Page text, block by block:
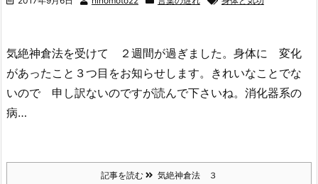
気絶神倉法を受けて ２週間が過ぎました。身体に 変化
があったこと３つ目をお知らせします。きれいなことでな
いので 申し訳ないのですが読んで下さいね。消化器系の
病…
記事を読む 気絶神倉法 ３